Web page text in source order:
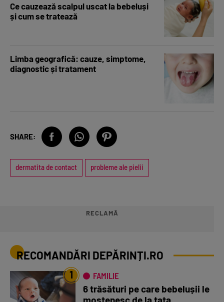
Ce cauzează scalpul uscat la bebeluși
și cum se tratează
Limba geografică: cauze, simptome,
diagnostic și tratament
SHARE:
dermatita de contact probleme ale pielii
RECLAMĂ
RECOMANDĂRI DEPĂRINȚI.RO
1 FAMILIE
6 trăsături pe care bebelușii le
moștenesc de la tata